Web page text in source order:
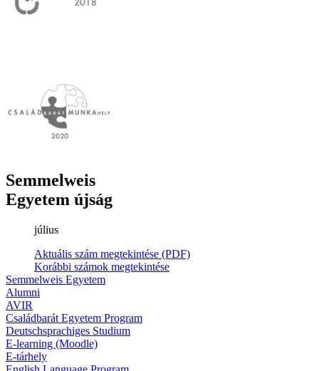
Semmelweis
Egyetem újság
július
Aktuális szám megtekintése (PDF)
Korábbi számok megtekintése
Semmelweis Egyetem
Alumni
AVIR
Családbarát Egyetem Program
Deutschsprachiges Studium
E-learning (Moodle)
E-tárhely